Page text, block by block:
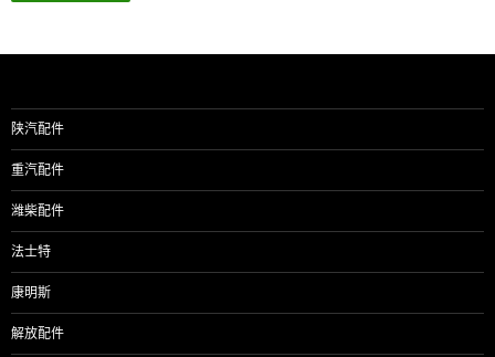
陕汽配件
重汽配件
潍柴配件
法士特
康明斯
解放配件